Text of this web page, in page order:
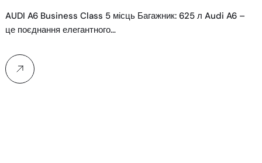
AUDI A6 Business Class 5 місць Багажник: 625 л Audi A6 –
це поєднання елегантного…